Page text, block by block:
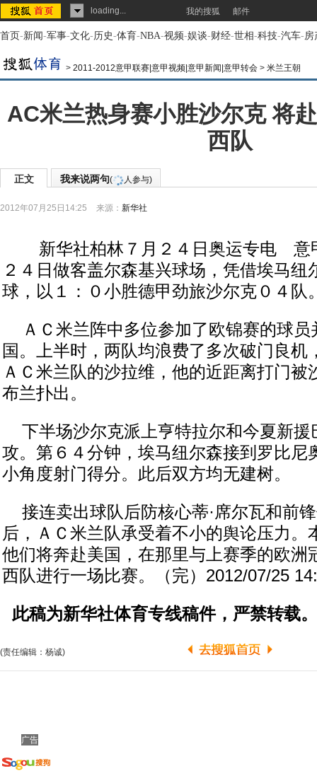
loading... 我的搜狐 邮件
首页-新闻-军事-文化-历史-体育-NBA-视频-娱谈-财经-世相-科技-汽车-房
> 2011-2012意甲联赛|意甲视频|意甲新闻|意甲转会 > 米兰王朝
AC米兰热身赛小胜沙尔克 将
西队
正文 我来说两句( 人参与)
2012年07月25日14:25 来源： 新华社
新华社柏林７月２４日奥运专电 意
２４日做客盖尔森基兴球场，凭借埃马纽
球，以１：０小胜德甲劲旅沙尔克０４队
ＡＣ米兰阵中多位参加了欧锦赛的球员
国。上半时，两队均浪费了多次破门良机
ＡＣ米兰队的沙拉维，他的近距离打门被
布兰扑出。
下半场沙尔克派上亨特拉尔和今夏新援
攻。第６４分钟，埃马纽尔森接到罗比尼
小角度射门得分。此后双方均无建树。
接连卖出球队后防核心蒂·席尔瓦和前
后，ＡＣ米兰队承受着不小的舆论压力。
他们将奔赴美国，在那里与上赛季的欧洲
西队进行一场比赛。（完）2012/07/25
此稿为新华社体育专线稿件，严禁转载。
(责任编辑：杨诚)
广告